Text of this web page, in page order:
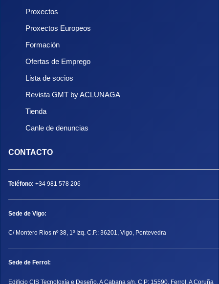
Proxectos
Proxectos Europeos
Formación
Ofertas de Emprego
Lista de socios
Revista GMT by ACLUNAGA
Tienda
Canle de denuncias
CONTACTO
Teléfono: +34 981 578 206
Sede de Vigo:
C/ Montero Ríos nº 38, 1º Izq. C.P.: 36201, Vigo, Pontevedra
Sede de Ferrol:
Edificio CIS Tecnoloxía e Deseño. A Cabana s/n. C.P: 15590, Ferrol, A Coruña